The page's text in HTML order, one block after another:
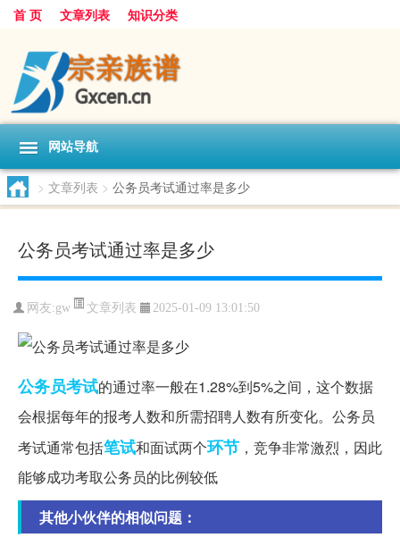
首 页 文章列表 知识分类
网站导航
> 文章列表 > 公务员考试通过率是多少
公务员考试通过率是多少
网友:gw 文章列表 2025-01-09 13:01:50
公务员考试的通过率一般在1.28%到5%之间，这个数据
会根据每年的报考人数和所需招聘人数有所变化。公务员
考试通常包括笔试和面试两个环节 ，竞争非常激烈，因此
能够成功考取公务员的比例较低
其他小伙伴的相似问题：